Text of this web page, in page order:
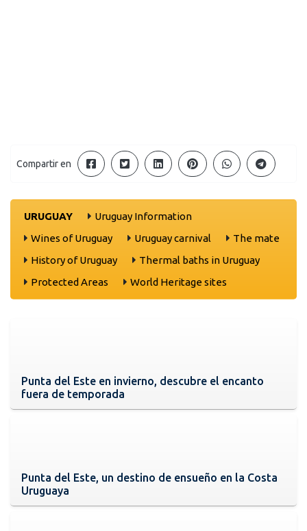
Compartir en
URUGUAY
Uruguay Information
Wines of Uruguay
Uruguay carnival
The mate
History of Uruguay
Thermal baths in Uruguay
Protected Areas
World Heritage sites
Punta del Este en invierno, descubre el encanto
fuera de temporada
Punta del Este, un destino de ensueño en la Costa
Uruguaya